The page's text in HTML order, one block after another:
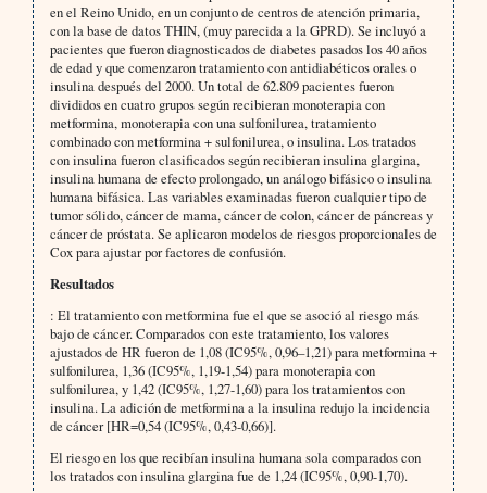
en el Reino Unido, en un conjunto de centros de atención primaria,
con la base de datos THIN, (muy parecida a la GPRD). Se incluyó a
pacientes que fueron diagnosticados de diabetes pasados los 40 años
de edad y que comenzaron tratamiento con antidiabéticos orales o
insulina después del 2000. Un total de 62.809 pacientes fueron
divididos en cuatro grupos según recibieran monoterapia con
metformina, monoterapia con una sulfonilurea, tratamiento
combinado con metformina + sulfonilurea, o insulina. Los tratados
con insulina fueron clasificados según recibieran insulina glargina,
insulina humana de efecto prolongado, un análogo bifásico o insulina
humana bifásica. Las variables examinadas fueron cualquier tipo de
tumor sólido, cáncer de mama, cáncer de colon, cáncer de páncreas y
cáncer de próstata. Se aplicaron modelos de riesgos proporcionales de
Cox para ajustar por factores de confusión.
Resultados
: El tratamiento con metformina fue el que se asoció al riesgo más
bajo de cáncer. Comparados con este tratamiento, los valores
ajustados de HR fueron de 1,08 (IC95%, 0,96–1,21) para metformina +
sulfonilurea, 1,36 (IC95%, 1,19-1,54) para monoterapia con
sulfonilurea, y 1,42 (IC95%, 1,27-1,60) para los tratamientos con
insulina. La adición de metformina a la insulina redujo la incidencia
de cáncer [HR=0,54 (IC95%, 0,43-0,66)].
El riesgo en los que recibían insulina humana sola comparados con
los tratados con insulina glargina fue de 1,24 (IC95%, 0,90-1,70).